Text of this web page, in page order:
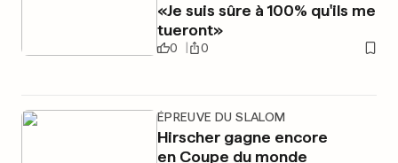
«Je suis sûre à 100% qu'ils me
tueront»
0 0
ÉPREUVE DU SLALOM
Hirscher gagne encore
en Coupe du monde